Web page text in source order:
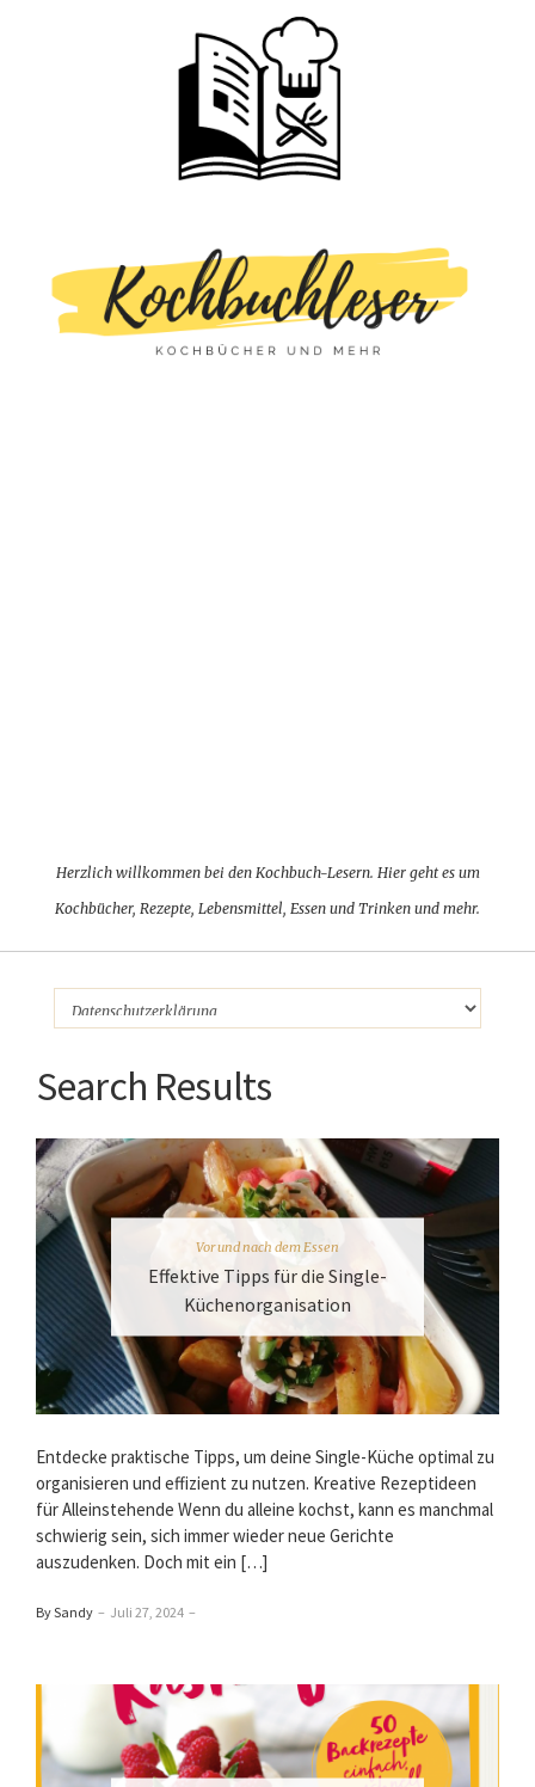
Herzlich willkommen bei den Kochbuch-Lesern. Hier geht es um
Kochbücher, Rezepte, Lebensmittel, Essen und Trinken und mehr.
Search Results
Vor und nach dem Essen
Effektive Tipps für die Single-
Küchenorganisation
Entdecke praktische Tipps, um deine Single-Küche optimal zu
organisieren und effizient zu nutzen. Kreative Rezeptideen
für Alleinstehende Wenn du alleine kochst, kann es manchmal
schwierig sein, sich immer wieder neue Gerichte
auszudenken. Doch mit ein […]
By Sandy – Juli 27, 2024 –